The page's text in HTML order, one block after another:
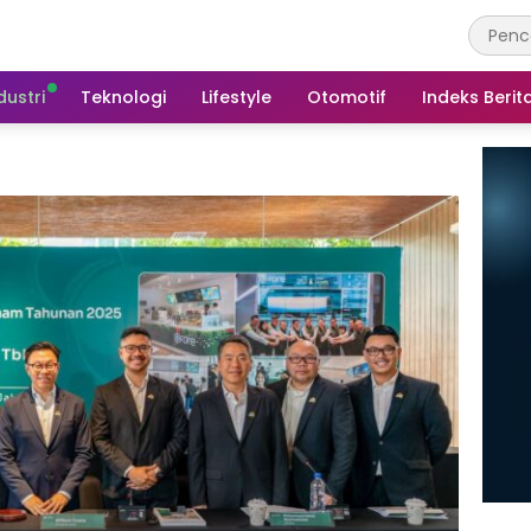
Teknologi Lifestyle Otomotif Indeks